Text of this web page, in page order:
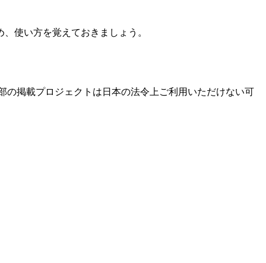
使い方を覚えておきましょう。
掲載プロジェクトは日本の法令上ご利用いただけない可